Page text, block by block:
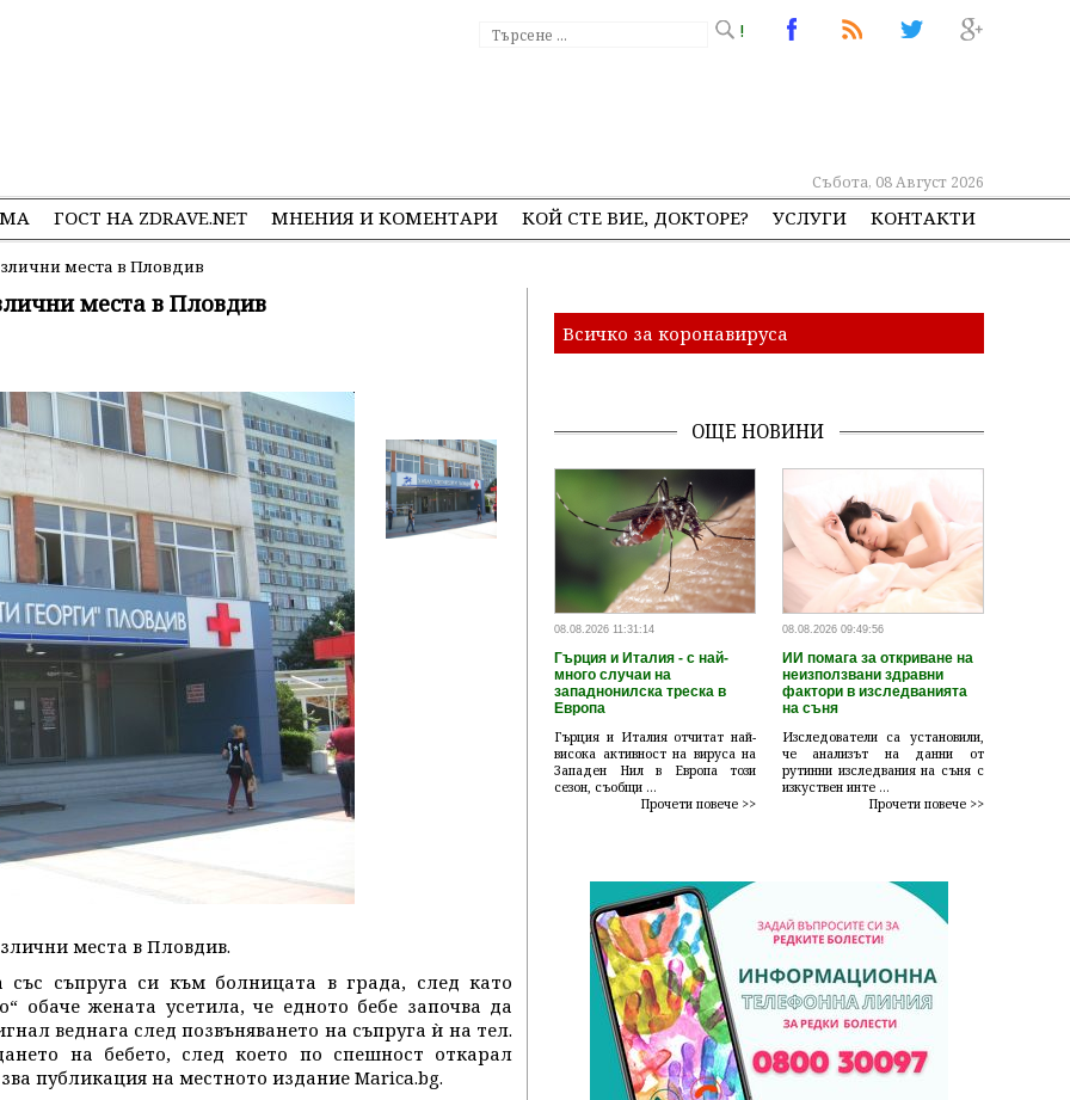
!
Събота, 08 Август 2026
ГОСТ НА ZDRAVE.NET МНЕНИЯ И КОМЕНТАРИ КОЙ СТЕ ВИЕ, ДОКТОРЕ? УСЛУГИ КОНТАКТИ
места в Пловдив
места в Пловдив
места в Пловдив.
съпруга си към болницата в града, след като
обаче жената усетила, че едното бебе започва да
веднага след позвъняването на съпруга ѝ на тел.
на бебето, след което по спешност откарал
публикация на местното издание Marica.bg.
Всичко за коронавируса
ОЩЕ НОВИНИ
08.08.2026 11:31:14
Гърция и Италия - с най-
много случаи на
западнонилска треска в
Европа
Гърция и Италия отчитат най-
висока активност на вируса на
Западен Нил в Европа този
сезон, съобщи ...
Прочети повече >>
08.08.2026 09:49:56
ИИ помага за откриване на
неизползвани здравни
фактори в изследванията
на съня
Изследователи са установили,
че анализът на данни от
рутинни изследвания на съня с
изкуствен инте ...
Прочети повече >>